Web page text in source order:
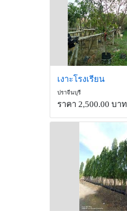
เงาะโรงเรียน
ปราจีนบุรี
ราคา 2,500.00 บาท